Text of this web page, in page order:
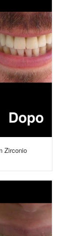
Zirconio